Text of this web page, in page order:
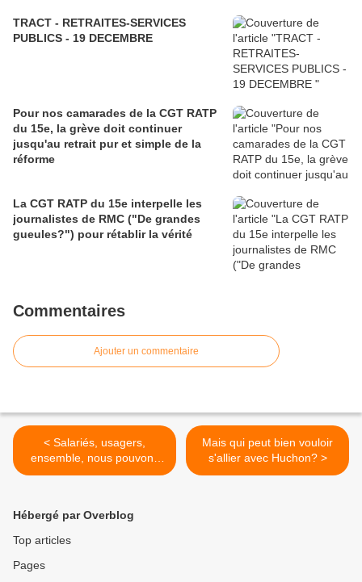
TRACT - RETRAITES-SERVICES
PUBLICS - 19 DECEMBRE
Pour nos camarades de la CGT RATP
du 15e, la grève doit continuer
jusqu'au retrait pur et simple de la
réforme
La CGT RATP du 15e interpelle les
journalistes de RMC ("De grandes
gueules?") pour rétablir la vérité
Commentaires
Ajouter un commentaire
< Salariés, usagers,
ensemble, nous pouvons
gagner la bataille de La
Mais qui peut bien vouloir
s'allier avec Huchon? >
Hébergé par Overblog
Top articles
Pages